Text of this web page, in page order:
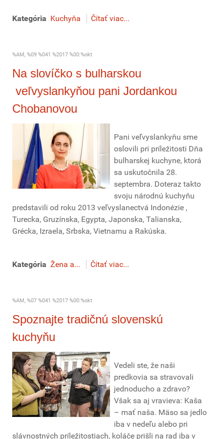
Kategória Kuchyňa Čítať viac...
%AM, %09 %041 %2017 %00:%okt
Na slovíčko s bulharskou
veľvyslankyňou pani Jordankou
Chobanovou
Pani veľvyslankyňu sme
oslovili pri príležitosti Dňa
bulharskej kuchyne, ktorá
sa uskutočnila 28.
septembra. Doteraz takto
svoju národnú kuchyňu
predstavili od roku 2013 veľvyslanectvá Indonézie ,
Turecka, Gruzínska, Egypta, Japonska, Talianska,
Grécka, Izraela, Srbska, Vietnamu a Rakúska.
Kategória Žena a... Čítať viac...
%AM, %07 %041 %2017 %00:%okt
Spoznajte tradičnú slovenskú
kuchyňu
Vedeli ste, že naši
predkovia sa stravovali
jednoducho a zdravo?
Však sa aj vravieva: Kaša
– mať naša. Mäso sa jedlo
iba v nedeľu alebo pri
slávnostných príležitostiach, koláče prišli na rad iba v